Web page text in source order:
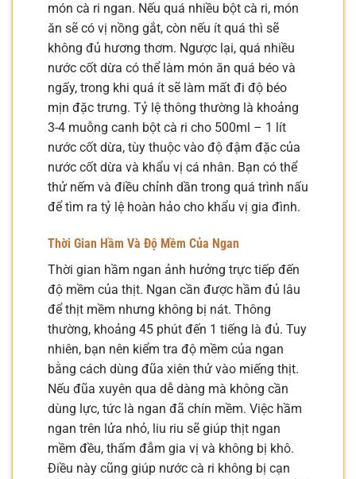
món cà ri ngan. Nếu quá nhiều bột cà ri, món
ăn sẽ có vị nồng gắt, còn nếu ít quá thì sẽ
không đủ hương thơm. Ngược lại, quá nhiều
nước cốt dừa có thể làm món ăn quá béo và
ngấy, trong khi quá ít sẽ làm mất đi độ béo
mịn đặc trưng. Tỷ lệ thông thường là khoảng
3-4 muỗng canh bột cà ri cho 500ml – 1 lít
nước cốt dừa, tùy thuộc vào độ đậm đặc của
nước cốt dừa và khẩu vị cá nhân. Bạn có thể
thử nếm và điều chỉnh dần trong quá trình nấu
để tìm ra tỷ lệ hoàn hảo cho khẩu vị gia đình.
Thời Gian Hầm Và Độ Mềm Của Ngan
Thời gian hầm ngan ảnh hưởng trực tiếp đến
độ mềm của thịt. Ngan cần được hầm đủ lâu
để thịt mềm nhưng không bị nát. Thông
thường, khoảng 45 phút đến 1 tiếng là đủ. Tuy
nhiên, bạn nên kiểm tra độ mềm của ngan
bằng cách dùng đũa xiên thử vào miếng thịt.
Nếu đũa xuyên qua dễ dàng mà không cần
dùng lực, tức là ngan đã chín mềm. Việc hầm
ngan trên lửa nhỏ, liu riu sẽ giúp thịt ngan
mềm đều, thấm đẫm gia vị và không bị khô.
Điều này cũng giúp nước cà ri không bị cạn